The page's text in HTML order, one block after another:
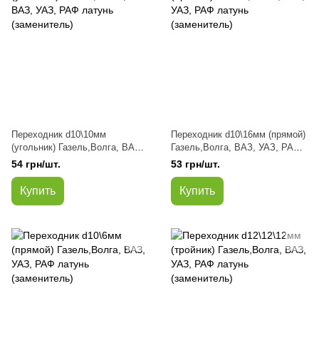
Переходник d10\10мм
(угольник) Газель,Волга, ВАЗ,
УАЗ, РАФ латунь (заменитель)
54 грн/шт.
Купить
Переходник d10\16мм (прямой)
Газель,Волга, ВАЗ, УАЗ, РАФ
латунь (заменитель)
53 грн/шт.
Купить